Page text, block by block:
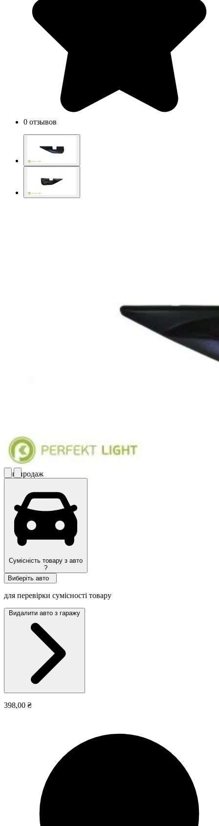
0 отзывов
Топ продаж
Сумісність товару з авто
?
Виберіть авто
для перевірки сумісності товару
Видалити авто з гаражу
398,00 ₴